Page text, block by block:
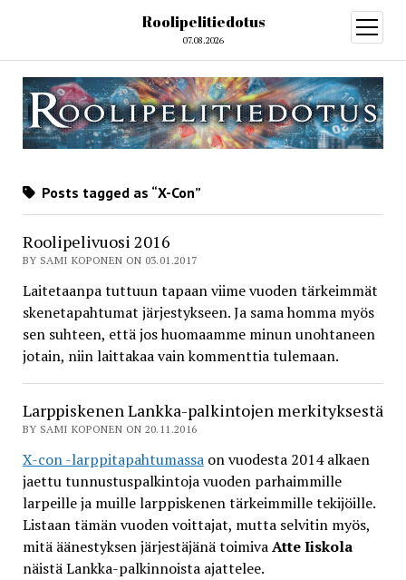
Roolipelitiedotus
07.08.2026
open
menu
Posts tagged as “X-Con”
Roolipelivuosi 2016
BY SAMI KOPONEN ON 03.01.2017
Laitetaanpa tuttuun tapaan viime vuoden tärkeimmät
skenetapahtumat järjestykseen. Ja sama homma myös
sen suhteen, että jos huomaamme minun unohtaneen
jotain, niin laittakaa vain kommenttia tulemaan.
Larppiskenen Lankka-palkintojen merkityksestä
BY SAMI KOPONEN ON 20.11.2016
X-con -larppitapahtumassaon vuodesta 2014 alkaen
jaettu tunnustuspalkintoja vuoden parhaimmille
larpeille ja muille larppiskenen tärkeimmille tekijöille.
Listaan tämän vuoden voittajat, mutta selvitin myös,
mitä äänestyksen järjestäjänä toimivaAtte Iiskola
näistä Lankka-palkinnoista ajattelee.